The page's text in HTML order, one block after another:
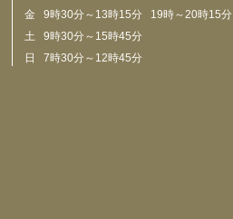
金 9時30分～13時15分 19時～20時15分
土 9時30分～15時45分
日 7時30分～12時45分